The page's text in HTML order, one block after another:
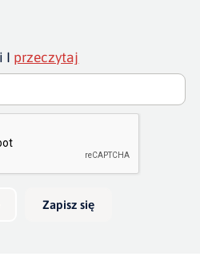
dobry
I przeczytaj
Zapisz się